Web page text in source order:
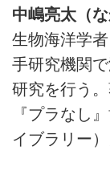
中嶋亮太（
生物海洋学
手研究機関
研究を行う
『プラなし
イブラリー